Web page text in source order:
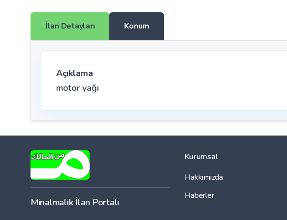
İlan Detayları Konum
Açıklama
motor yağı
Minalmalik İlan Portalı
Kurumsal
Hakkımızda
Haberler